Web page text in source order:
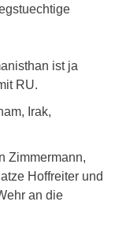
ist ja
RU.
Irak,
Zimmermann,
Hoffreiter und
an die